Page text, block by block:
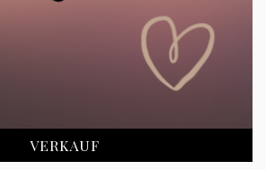
VERKAUF